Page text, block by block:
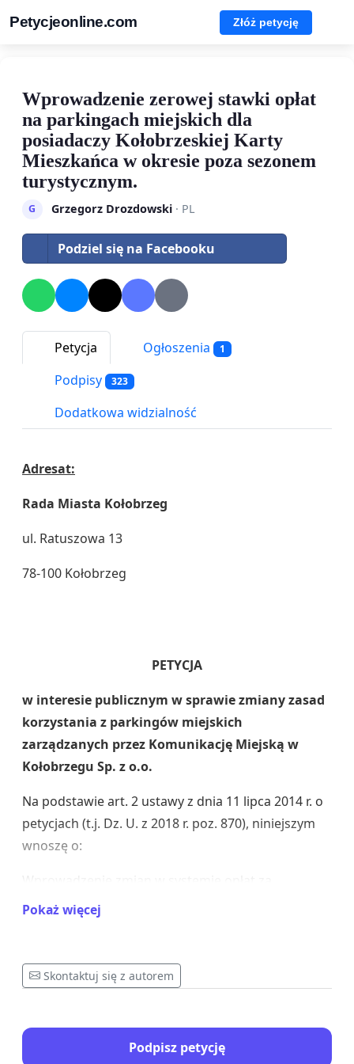
Petycjeonline.com Złóż petycję
Wprowadzenie zerowej stawki opłat
na parkingach miejskich dla
posiadaczy Kołobrzeskiej Karty
Mieszkańca w okresie poza sezonem
turystycznym.
G Grzegorz Drozdowski· PL
Podziel się na Facebooku
Petycja Ogłoszenia 1
Podpisy 323
Dodatkowa widzialność
Adresat:
Rada Miasta Kołobrzeg
ul. Ratuszowa 13
78-100 Kołobrzeg
PETYCJA
w interesie publicznym w sprawie zmiany zasad
korzystania z parkingów miejskich
zarządzanych przez Komunikację Miejską w
Kołobrzegu Sp. z o.o.
Na podstawie art. 2 ustawy z dnia 11 lipca 2014 r. o
petycjach (t.j. Dz. U. z 2018 r. poz. 870), niniejszym
wnoszę o:
parkowanie na parkingach miejskich:
zarządzanych przez spółkę miejską Komunikacja
Miejska w Kołobrzegu Sp. z o.o. , polegającychna
mieszkańców Gminy Miasto Kołobrzeg,
legitymujących się ważną Kołobrzeską Kartą
Pokaż więcej
Skontaktuj się z autorem
Podpisz petycję